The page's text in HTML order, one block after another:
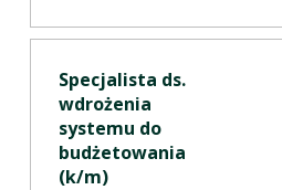
Specjalista ds.
wdrożenia
systemu do
budżetowania
(k/m) ​